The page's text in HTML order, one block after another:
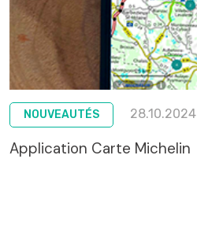
NOUVEAUTÉS 28.10.2024
Application Carte Michelin